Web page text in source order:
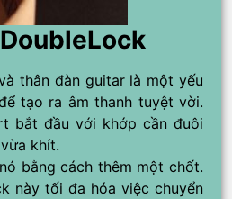
thân đàn guitar là một yếu
tạo ra âm thanh tuyệt vời.
bắt đầu với khớp cần đuôi
khít.
bằng cách thêm một chốt.
này tối đa hóa việc chuyển